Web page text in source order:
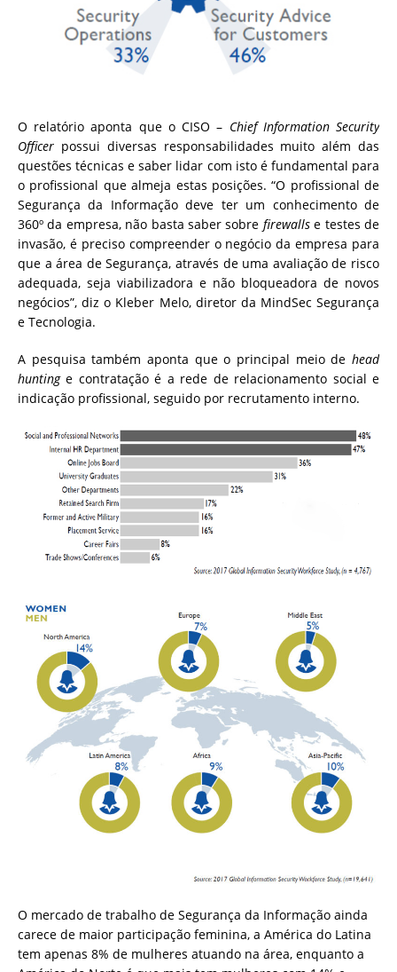
O relatório aponta que o CISO – Chief Information Security
Officer possui diversas responsabilidades muito além das
questões técnicas e saber lidar com isto é fundamental para
o profissional que almeja estas posições. “O profissional de
Segurança da Informação deve ter um conhecimento de
360º da empresa, não basta saber sobre firewallse testes de
invasão, é preciso compreender o negócio da empresa para
que a área de Segurança, através de uma avaliação de risco
adequada, seja viabilizadora e não bloqueadora de novos
negócios”, diz o Kleber Melo, diretor da MindSec Segurança
e Tecnologia.
A pesquisa também aponta que o principal meio de head
huntinge contratação é a rede de relacionamento social e
indicação profissional, seguido por recrutamento interno.
O mercado de trabalho de Segurança da Informação ainda
carece de maior participação feminina, a América do Latina
tem apenas 8% de mulheres atuando na área, enquanto a